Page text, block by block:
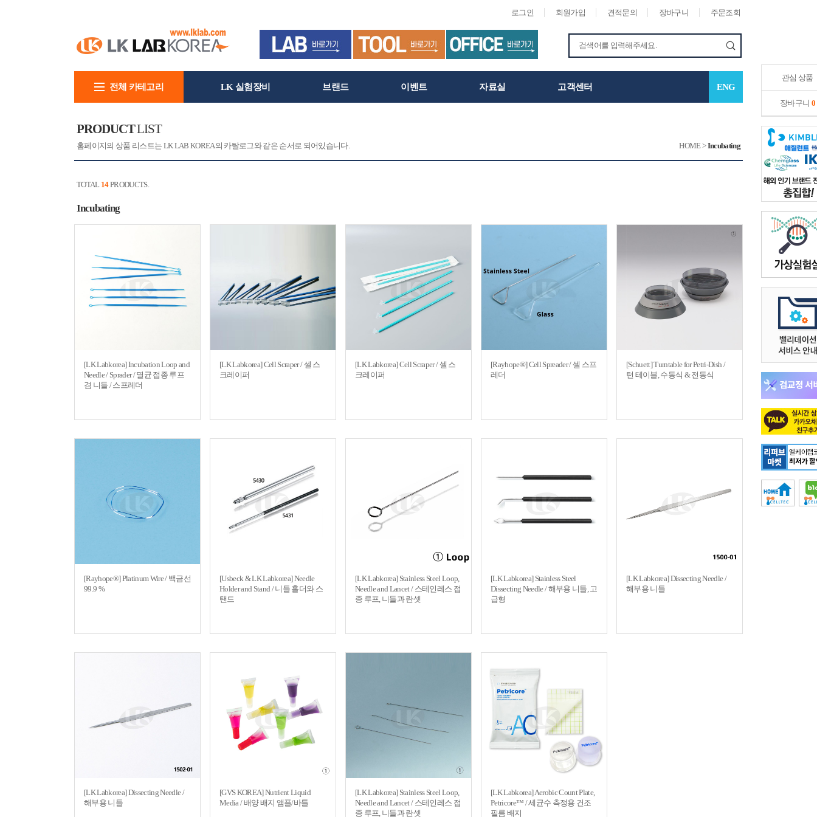
로그인 회원가입 견적문의 장바구니 주문조회
관심 상품
장바구니 0
전체 카테고리 LK 실험장비 브랜드 이벤트 자료실 고객센터 ENG
PRODUCTLIST
홈페이지의 상품 리스트는 LK LAB KOREA의 카탈로그와 같은 순서로 되어있습니다. HOME>Incubating
TOTAL 14PRODUCTS.
Incubating
[LK Labkorea] Incubation Loop and
Needle / Sprader / 멸균 접종 루프
겸 니들 / 스프레더
[LK Labkorea] Cell Scraper / 셀 스
크레이퍼
[LK Labkorea] Cell Scraper / 셀 스
크레이퍼
[Rayhope®] Cell Spreader / 셀 스프
레더
[Schuett] Turntable for Petri-Dish /
턴 테이블, 수동식 & 전동식
[Rayhope®] Platinum Wire / 백금선
99.9 %
[Usbeck & LK Labkorea] Needle
Holder and Stand / 니들 홀더와 스
탠드
[LK Labkorea] Stainless Steel Loop,
Needle and Lancet / 스테인레스 접
종 루프, 니들과 란셋
[LK Labkorea] Stainless Steel
Dissecting Needle / 해부용 니들, 고
급형
[LK Labkorea] Dissecting Needle /
해부용 니들
[LK Labkorea] Dissecting Needle /
해부용 니들
[GVS KOREA] Nutrient Liquid
Media / 배양 배지 앰플/바틀
[LK Labkorea] Stainless Steel Loop,
Needle and Lancet / 스테인레스 접
종 루프, 니들과 란셋
[LK Labkorea] Aerobic Count Plate,
Petricore™ / 세균수 측정용 건조
필름 배지